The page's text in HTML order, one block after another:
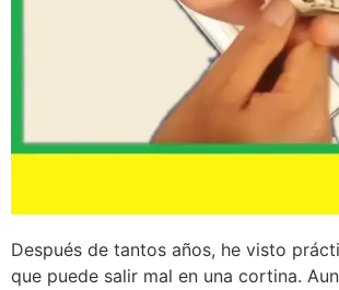
Después de tantos años, he visto
que puede salir mal en una cortina.